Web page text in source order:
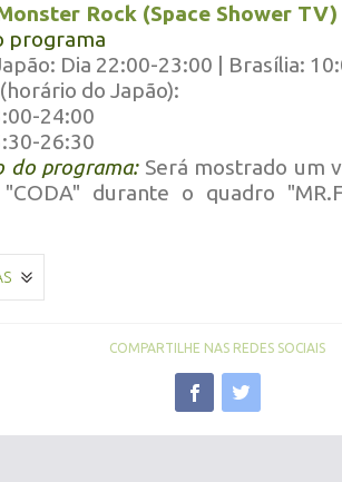
Rock (Space Shower TV)
programa
Dia 22:00-23:00 | Brasília:
do Japão):
24:00
26:30
do programa: Será mostrado um
durante o quadro
COMPARTILHE NAS REDES SOCIAIS